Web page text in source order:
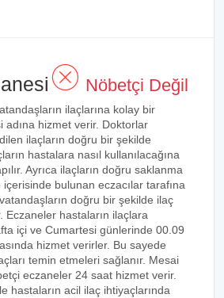
Nöbetçi Değil
ilaçlarına kolay bir
adına hizmet verir. Doktorlar
ilaçların doğru bir şekilde
hastalara nasıl kullanılacağına
Ayrıca ilaçların doğru saklanma
bulunan eczacılar tarafına
doğru bir şekilde ilaç
Eczaneler hastaların ilaçlara
içi ve Cumartesi günlerinde 00.09
hizmet verirler. Bu sayede
temin etmeleri sağlanır. Mesai
eczaneler 24 saat hizmet verir.
hastaların acil ilaç ihtiyaçlarında